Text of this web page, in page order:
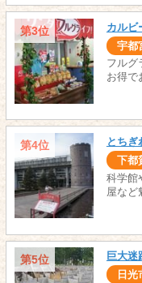
第3位 カルビ
宇都
フルグ
お得で
第4位 とちぎ
下
科学館
屋など
第5位 巨大迷
日光